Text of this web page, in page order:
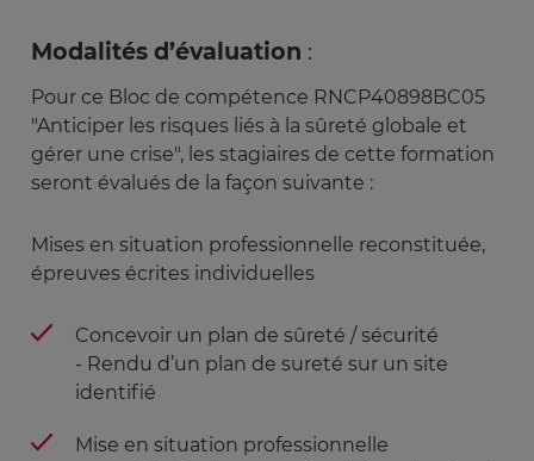
Modalités d’évaluation :
Pour ce Bloc de compétence RNCP40898BC05
"Anticiper les risques liés à la sûreté globale et
gérer une crise", les stagiaires de cette formation
seront évalués de la façon suivante :
Mises en situation professionnelle reconstituée,
épreuves écrites individuelles
Concevoir un plan de sûreté / sécurité
- Rendu d’un plan de sureté sur un site
identifié
Mise en situation professionnelle